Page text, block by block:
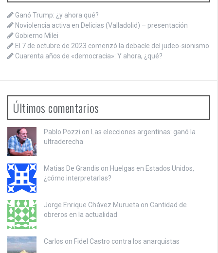
Ganó Trump: ¿y ahora qué?
Noviolencia activa en Delicias (Valladolid) – presentación
Gobierno Milei
El 7 de octubre de 2023 comenzó la debacle del judeo-sionismo
Cuarenta años de «democracia»: Y ahora, ¿qué?
Últimos comentarios
Pablo Pozzi on Las elecciones argentinas: ganó la
ultraderecha
Matias De Grandis on Huelgas en Estados Unidos,
¿cómo interpretarlas?
Jorge Enrique Chávez Murueta on Cantidad de
obreros en la actualidad
Carlos on Fidel Castro contra los anarquistas